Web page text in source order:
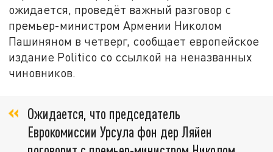
ожидается, проведёт важный разговор с
премьер-министром Армении Николом
Пашиняном в четверг, сообщает европейское
издание Politico со ссылкой на неназванных
чиновников.
Ожидается, что председатель
Еврокомиссии Урсула фон дер Ляйен